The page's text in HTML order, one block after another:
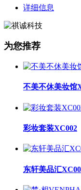
详细信息
为您推荐
不美不休美妆馆
彩妆套装XC002
东轩美品汇